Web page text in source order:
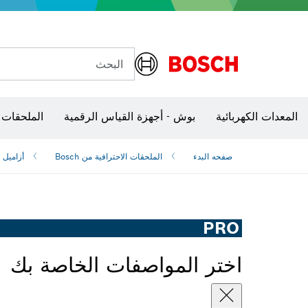
البحث
المعدات الكهربائية بوش - أجهزة القياس الرقمية
صفحه البدء الملحقات الاحترافية من Bosch أزاميل
PRO
اختر المواصفات الخاصة بك